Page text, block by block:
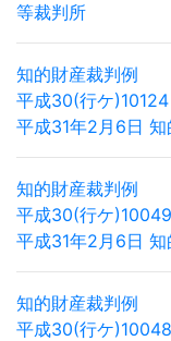
等裁判所
知的財産裁判例
平成30(行ケ
平成31年2月6日
知的財産裁判例
平成30(行ケ
平成31年2月6日
知的財産裁判例
平成30(行ケ